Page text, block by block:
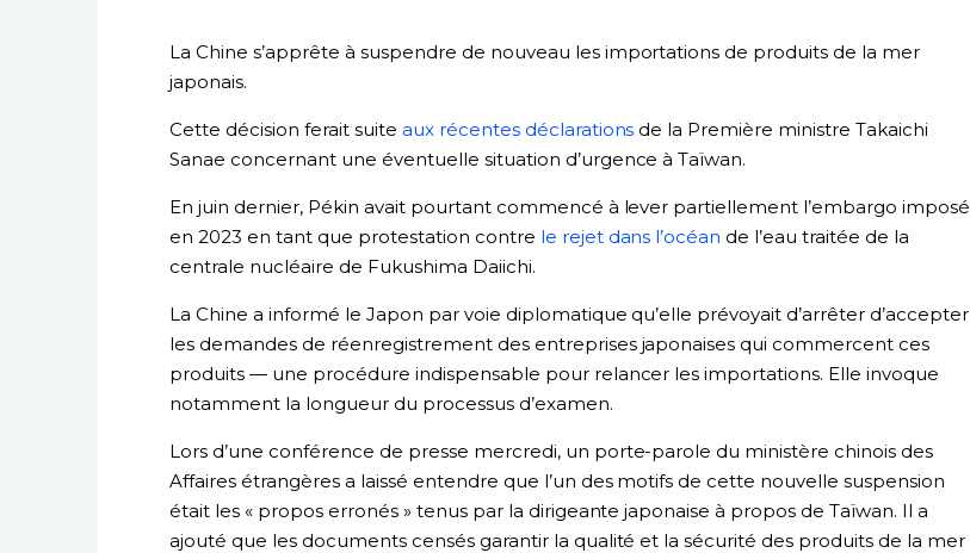
La Chine s’apprête à suspendre de nouveau les importations de produits de la mer
japonais.
Cette décision ferait suite aux récentes déclarations de la Première ministre Takaichi
Sanae concernant une éventuelle situation d’urgence à Taïwan.
En juin dernier, Pékin avait pourtant commencé à lever partiellement l’embargo imposé
en 2023 en tant que protestation contre le rejet dans l’océan de l’eau traitée de la
centrale nucléaire de Fukushima Daiichi.
La Chine a informé le Japon par voie diplomatique qu’elle prévoyait d’arrêter d’accepter
les demandes de réenregistrement des entreprises japonaises qui commercent ces
produits — une procédure indispensable pour relancer les importations. Elle invoque
notamment la longueur du processus d’examen.
Lors d’une conférence de presse mercredi, un porte-parole du ministère chinois des
Affaires étrangères a laissé entendre que l’un des motifs de cette nouvelle suspension
était les « propos erronés » tenus par la dirigeante japonaise à propos de Taïwan. Il a
ajouté que les documents censés garantir la qualité et la sécurité des produits de la mer